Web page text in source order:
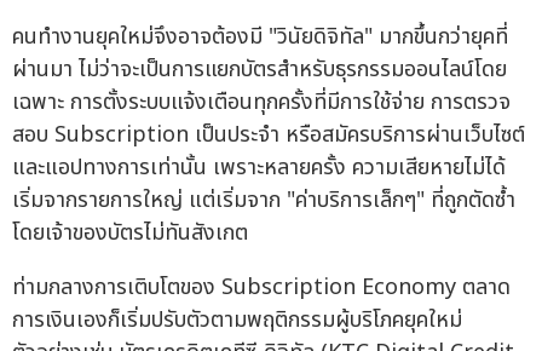
คนทำงานยุคใหม่จึงอาจต้องมี "วินัยดิจิทัล" มากขึ้นกว่ายุคที่
ผ่านมา ไม่ว่าจะเป็นการแยกบัตรสำหรับธุรกรรมออนไลน์โดย
เฉพาะ การตั้งระบบแจ้งเตือนทุกครั้งที่มีการใช้จ่าย การตรวจ
สอบ Subscription เป็นประจำ หรือสมัครบริการผ่านเว็บไซต์
และแอปทางการเท่านั้น เพราะหลายครั้ง ความเสียหายไม่ได้
เริ่มจากรายการใหญ่ แต่เริ่มจาก "ค่าบริการเล็กๆ" ที่ถูกตัดซ้ำ
โดยเจ้าของบัตรไม่ทันสังเกต
ท่ามกลางการเติบโตของ Subscription Economy ตลาด
การเงินเองก็เริ่มปรับตัวตามพฤติกรรมผู้บริโภคยุคใหม่